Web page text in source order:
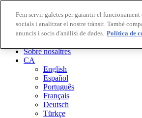
Destinacions Biosphere
Empreses Biosphere
Sobre nosaltres
CA
English
Español
Português
Français
Deutsch
Türkçe
Fem servir galetes per garantir el
socials i analitzar el nostre trànsit. També
anuncis i socis d'anàlisi de dades. Política de